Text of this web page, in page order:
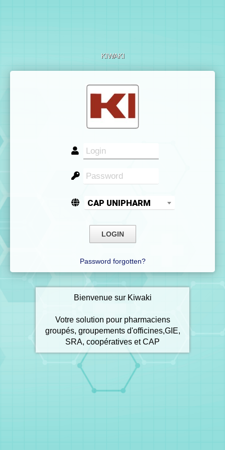
KIWAKI
CAP UNIPHARM
Password forgotten?
Bienvenue sur Kiwaki
Votre solution pour pharmaciens
groupés, groupements d'officines,GIE,
SRA, coopératives et CAP